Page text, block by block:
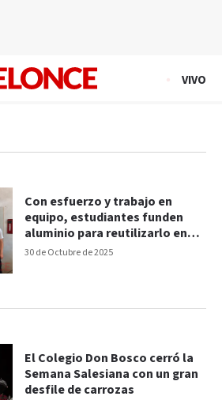
VIVO
30 de Octubre de 2025
Con esfuerzo y trabajo en
equipo, estudiantes funden
aluminio para reutilizarlo en
clase
El Colegio Don Bosco cerró la
Semana Salesiana con un gran
desfile de carrozas